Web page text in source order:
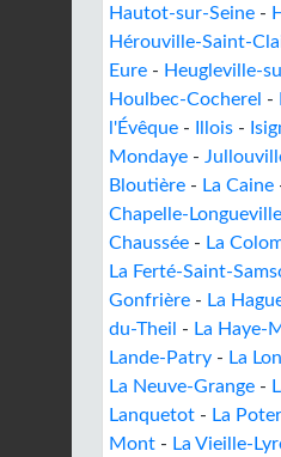
Hautot-sur-Seine -
Hérouville-Saint-
Eure - Heugleville-
Houlbec-Cocherel -
l'Évêque - Illois -
Mondaye -
Bloutière - La Caine
Chapelle-Longueville
Chaussée - La
La Ferté-Saint-
Gonfrière - La
du-Theil
- La Haye-
Lande-Patry - La
La Neuve-Grange -
Lanquetot - La
Mont - La Vieille-